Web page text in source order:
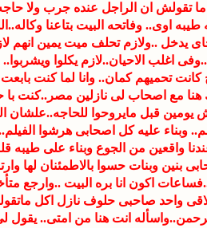
تقولش ان الراجل عنده جرب ولا
طيبه اوى.. وفاتحه البيت بتاعنا
يدخل ..ولازم تحلف ميت يمين انهم
اغلب الاحيان..لازم يكلوا
تحميهم كمان.. وانا لما كنت
هنا مع اصحاب لى نازلين مصر..كنت با
يومين قبل مايروحوا للحاجه..علشان
وبناء عليه كل اصحابى هرشوا الفيلم..
واقعين من الجوع وبناء على طيبه
بنين وبنات حسوا بالاطمئنان لها
اكون انا بره البيت ..وارجع
واحد صاحبى حلوف نازل اكل
انت هنا من امتى.. يقول